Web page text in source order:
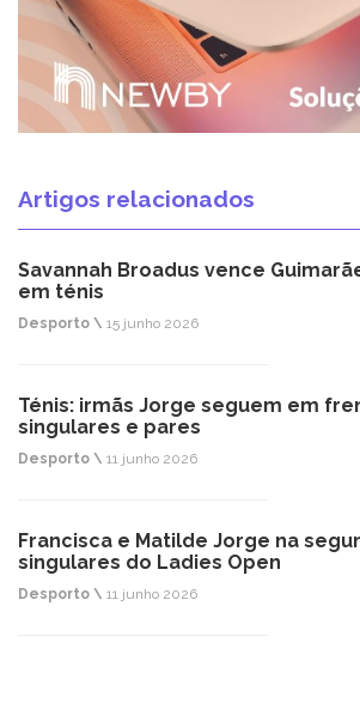
Artigos relacionados
Savannah Broadus vence
em ténis
Desporto \ 15 junho 2026
Ténis: irmãs Jorge seguem em
singulares e pares
Desporto \ 11 junho 2026
Francisca e Matilde Jorge na
singulares do Ladies Open
Desporto \ 11 junho 2026